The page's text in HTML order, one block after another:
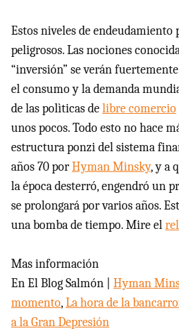
Estos niveles de
peligrosos. Las nociones
“inversión” se verán
el consumo y la demanda
de las polìticas delibre comercio
unos pocos. Todo esto no hace
estructura ponzi del sistema
años 70 porHyman Minsky, y a
la época desterró, engendró un
se prolongará por varios años.
una bomba de tiempo. Mire el
Mas información
En El Blog Salmón | Hyman
momento,La hora de la
a la Gran Depresión